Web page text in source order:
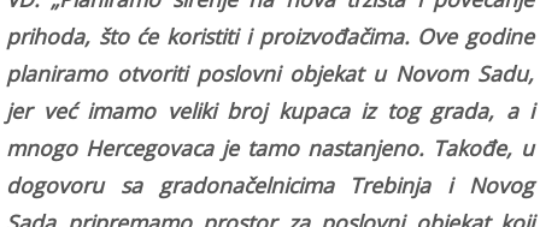
prihoda, što će koristiti i proizvođačima. Ove godine
planiramo otvoriti poslovni objekat u Novom Sadu,
jer već imamo veliki broj kupaca iz tog grada, a i
mnogo Hercegovaca je tamo nastanjeno. Takođe, u
dogovoru sa gradonačelnicima Trebinja i Novog